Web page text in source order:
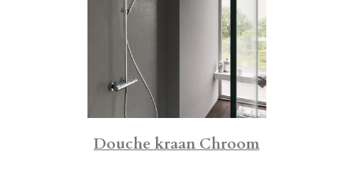
Douche kraan Chroom